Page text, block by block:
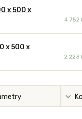
x 500 x
4 752
x 500 x
2 223